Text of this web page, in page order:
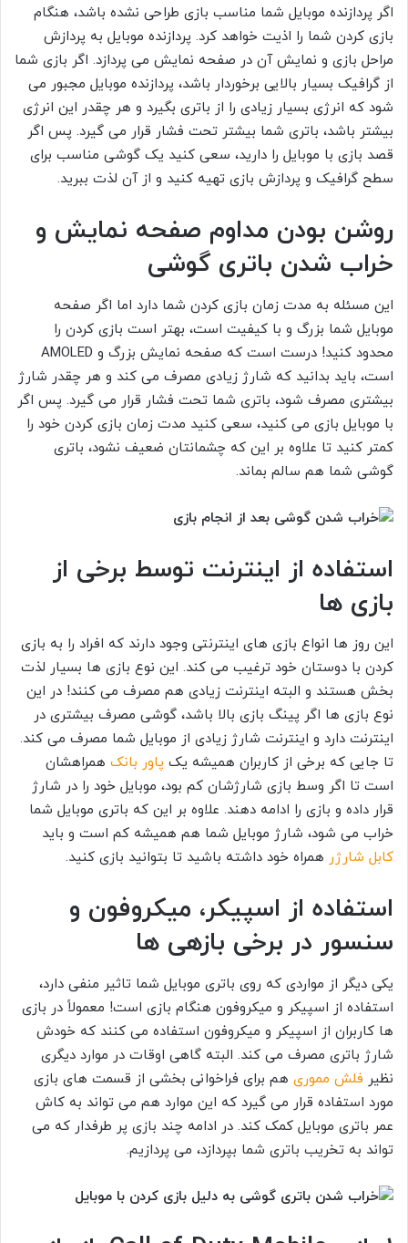
اگر پردازنده موبایل شما مناسب بازی طراحی نشده باشد، هنگام
بازی کردن شما را اذیت خواهد کرد. پردازنده موبایل به پردازش
مراحل بازی و نمایش آن در صفحه نمایش می پردازد. اگر بازی شما
از گرافیک بسیار بالایی برخوردار باشد، پردازنده موبایل مجبور می
شود که انرژی بسیار زیادی را از باتری بگیرد و هر چقدر این انرژی
بیشتر باشد، باتری شما بیشتر تحت فشار قرار می گیرد. پس اگر
قصد بازی با موبایل را دارید، سعی کنید یک گوشی مناسب برای
سطح گرافیک و پردازش بازی تهیه کنید و از آن لذت ببرید.
روشن بودن مداوم صفحه نمایش و
خراب شدن باتری گوشی
این مسئله به مدت زمان بازی کردن شما دارد اما اگر صفحه
موبایل شما بزرگ و با کیفیت است، بهتر است بازی کردن را
محدود کنید! درست است که صفحه نمایش بزرگ و AMOLED
است، باید بدانید که شارژ زیادی مصرف می کند و هر چقدر شارژ
بیشتری مصرف شود، باتری شما تحت فشار قرار می گیرد. پس اگر
با موبایل بازی می کنید، سعی کنید مدت زمان بازی کردن خود را
کمتر کنید تا علاوه بر این که چشمانتان ضعیف نشود، باتری
گوشی شما هم سالم بماند.
استفاده از اینترنت توسط برخی از
بازی ها
این روز ها انواع بازی های اینترنتی وجود دارند که افراد را به بازی
کردن با دوستان خود ترغیب می کند. این نوع بازی ها بسیار لذت
بخش هستند و البته اینترنت زیادی هم مصرف می کنند! در این
نوع بازی ها اگر پینگ بازی بالا باشد، گوشی مصرف بیشتری در
اینترنت دارد و اینترنت شارژ زیادی از موبایل شما مصرف می کند.
تا جایی که برخی از کاربران همیشه یک پاور بانک همراهشان
است تا اگر وسط بازی شارژشان کم بود، موبایل خود را در شارژ
قرار داده و بازی را ادامه دهند. علاوه بر این که باتری موبایل شما
خراب می شود، شارژ موبایل شما هم همیشه کم است و باید
کابل شارژر همراه خود داشته باشید تا بتوانید بازی کنید.
استفاده از اسپیکر، میکروفون و
سنسور در برخی بازهی ها
یکی دیگر از مواردی که روی باتری موبایل شما تاثیر منفی دارد،
استفاده از اسپیکر و میکروفون هنگام بازی است! معمولاً در بازی
ها کاربران از اسپیکر و میکروفون استفاده می کنند که خودش
شارژ باتری مصرف می کند. البته گاهی اوقات در موارد دیگری
نظیر فلش مموری هم برای فراخوانی بخشی از قسمت های بازی
مورد استفاده قرار می گیرد که این موارد هم می تواند به کاش
عمر باتری موبایل کمک کند. در ادامه چند بازی پر طرفدار که می
تواند به تخریب باتری شما بپردازد، می پردازیم.